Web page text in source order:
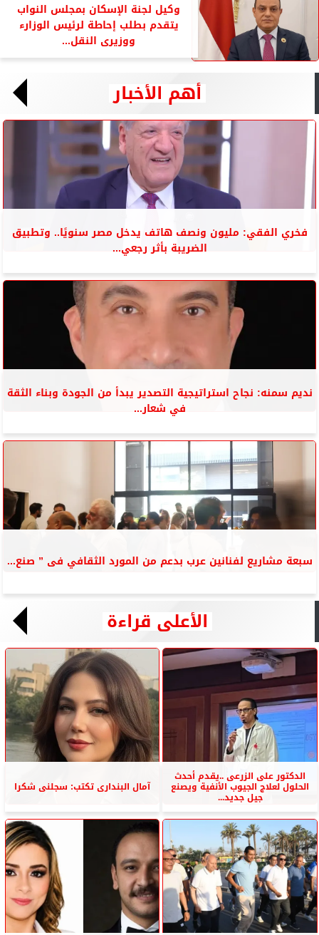
وكيل لجنة الإسكان بمجلس النواب
يتقدم بطلب إحاطة لرئيس الوزارء
ووزيرى النقل...
أهم الأخبار
فخري الفقي: مليون ونصف هاتف يدخل مصر سنويًا.. وتطبيق
الضريبة بأثر رجعي...
نديم سمنه: نجاح استراتيجية التصدير يبدأ من الجودة وبناء الثقة
في شعار...
سبعة مشاريع لفنانين عرب بدعم من المورد الثقافي فى ” صنع...
الأعلى قراءة
الدكتور على الزرعى ..يقدم أحدث
الحلول لعلاج الجيوب الأنفية ويصنع
جيل جديد...
آمال البندارى تكتب: سجلنى شكرا